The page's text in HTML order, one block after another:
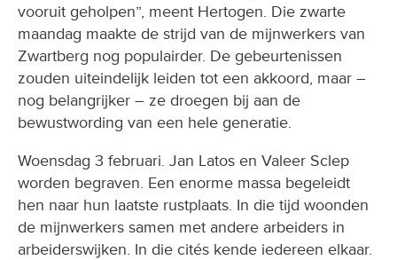
vooruit geholpen”, meent Hertogen. Die zwarte
maandag maakte de strijd van de mijnwerkers van
Zwartberg nog populairder. De gebeurtenissen
zouden uiteindelijk leiden tot een akkoord, maar –
nog belangrijker – ze droegen bij aan de
bewustwording van een hele generatie.
Woensdag 3 februari. Jan Latos en Valeer Sclep
worden begraven. Een enorme massa begeleidt
hen naar hun laatste rustplaats. In die tijd woonden
de mijnwerkers samen met andere arbeiders in
arbeiderswijken. In die cités kende iedereen elkaar.